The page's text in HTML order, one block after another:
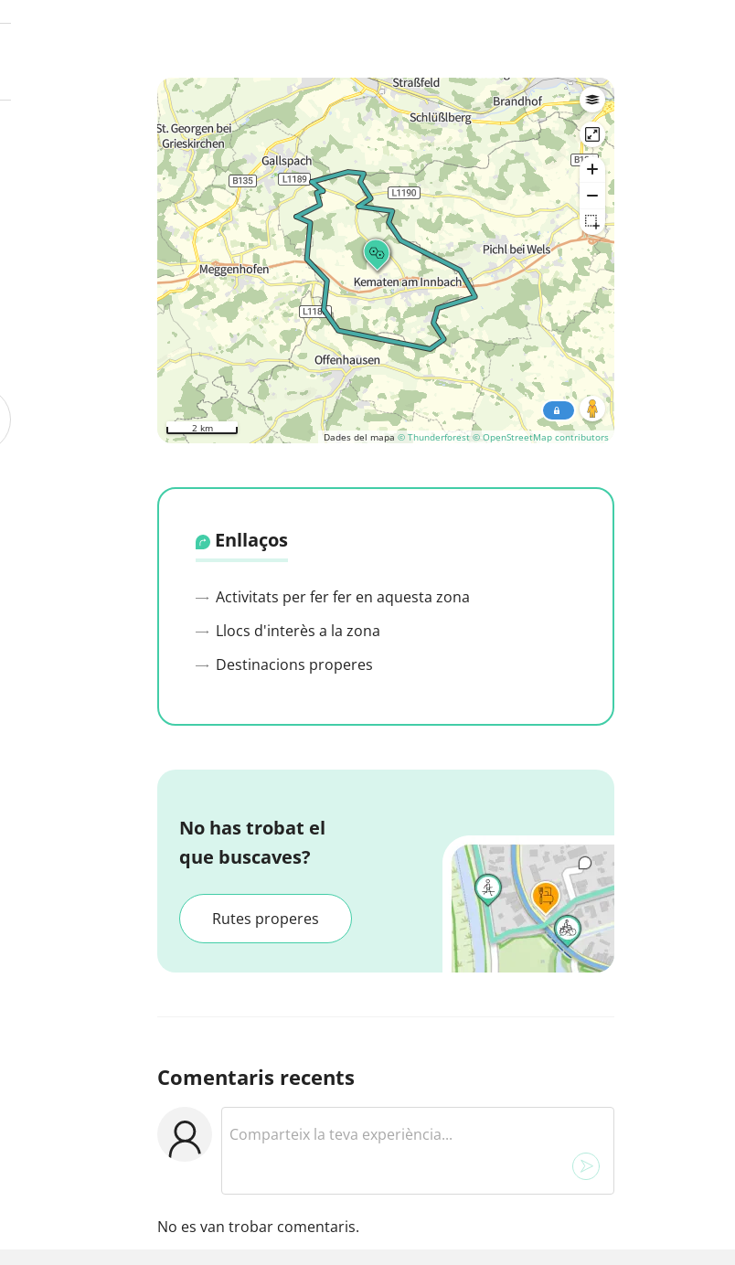
Dades del mapa © Thunderforest © OpenStreetMap contributors
2 km
Enllaços
Activitats per fer fer en aquesta zona
Llocs d'interès a la zona
Destinacions properes
No has trobat el
que buscaves?
Rutes properes
Comentaris recents
No es van trobar comentaris.